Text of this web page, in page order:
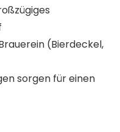
(Bierdeckel,
sorgen für einen